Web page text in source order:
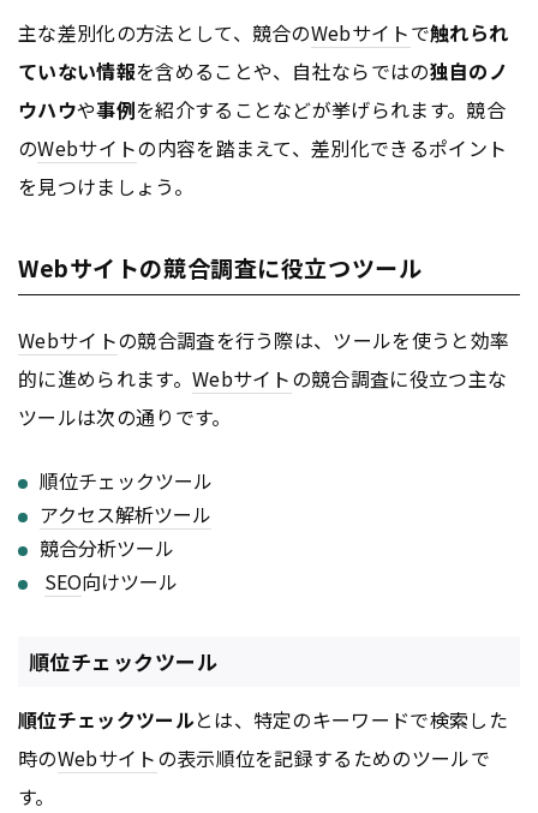
主な差別化の方法として、競合のWebサイトで触れられ
ていない情報を含めることや、自社ならではの独自のノ
ウハウや事例を紹介することなどが挙げられます。競合
のWebサイトの内容を踏まえて、差別化できるポイント
を見つけましょう。
Webサイトの競合調査に役立つツール
Webサイトの競合調査を行う際は、ツールを使うと効率
的に進められます。 Webサイトの競合調査に役立つ主な
ツールは次の通りです。
順位チェックツール
アクセス解析ツール
競合分析ツール
SEO向けツール
順位チェックツール
順位チェックツールとは、特定のキーワードで検索した
時のWebサイトの表示順位を記録するためのツールで
す。